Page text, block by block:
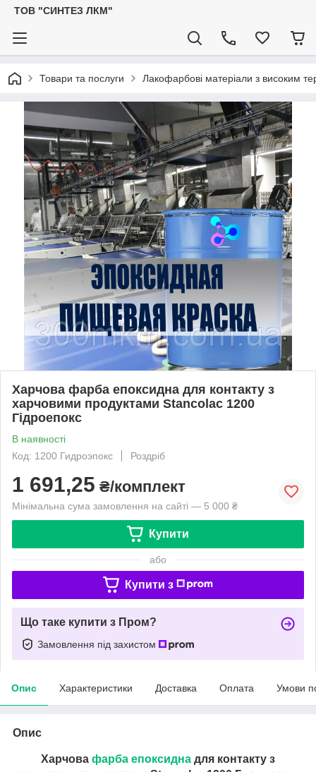
ТОВ "СИНТЕЗ ЛКМ"
Товари та послуги Лакофарбові матеріали з високим
Харчова фарба епоксидна для контакту з
харчовими продуктами Stancolac 1200
Гідроепокс
В наявності
Код: 1200 Гидроэпокс
Роздріб
1 691,25 ₴/комплект
Мінімальна сума замовлення на сайті — 5 000 ₴
Купити
або
Купити з
Що таке купити з Пром?
Замовлення під захистом
Опис Характеристики Доставка Оплата Умови
Опис
Харчова фарба епоксидна для контакту з